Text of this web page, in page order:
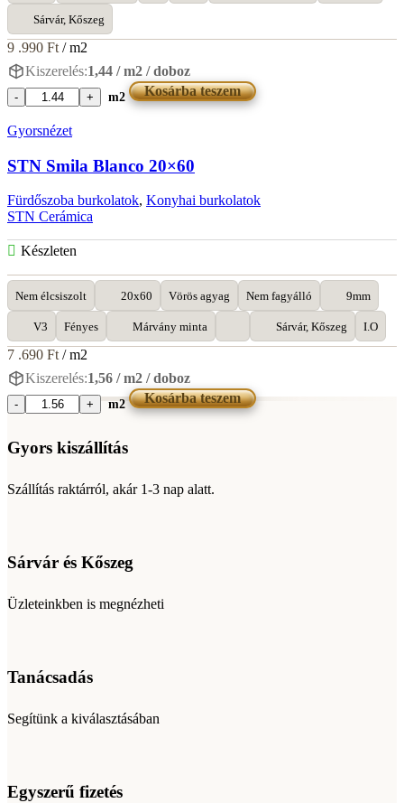
Sárvár, Kőszeg
9 .990 Ft / m2
Kiszerelés:1,44 / m2 / doboz
STN
White
mennyiség
m2 Kosárba teszem
Gyorsnézet
STN Smila Blanco 20×60
Fürdőszoba burkolatok, Konyhai burkolatok
STN Cerámica
Készleten
Nem élcsiszolt 20x60 Vörös agyag Nem fagyálló 9mm
V3 Fényes Márvány minta Sárvár, Kőszeg I.O
7 .690 Ft/ m2
Kiszerelés:1,56 / m2 / doboz
STN
Blanco
20x60
m2 Kosárba teszem
Gyors kiszállítás
Szállítás raktárról, akár 1-3 nap alatt.
Sárvár és Kőszeg
Üzleteinkben is megnézheti
Tanácsadás
Segítünk a kiválasztásában
Egyszerű fizetés